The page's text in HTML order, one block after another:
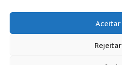
Aceitar
Rejeitar